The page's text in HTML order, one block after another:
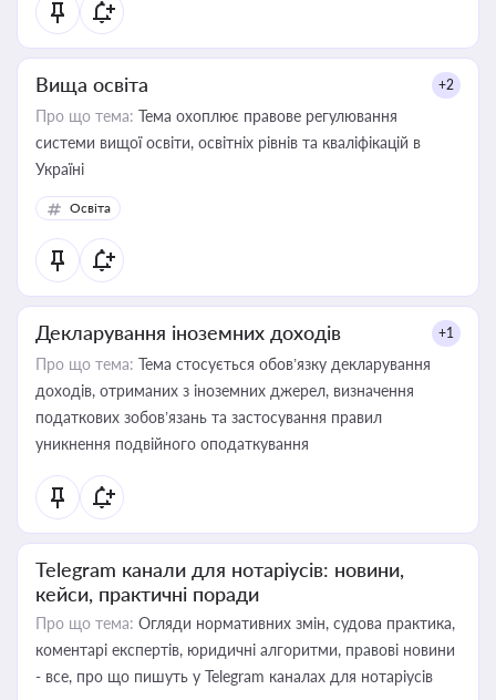
Вища освіта +2
Про що тема: Тема охоплює правове регулювання
системи вищої освіти, освітніх рівнів та кваліфікацій в
Україні
Освіта
Декларування іноземних доходів +1
Про що тема: Тема стосується обов’язку декларування
доходів, отриманих з іноземних джерел, визначення
податкових зобов’язань та застосування правил
уникнення подвійного оподаткування
Telegram канали для нотаріусів: новини,
кейси, практичні поради
Про що тема: Огляди нормативних змін, судова практика,
коментарі експертів, юридичні алгоритми, правові новини
- все, про що пишуть у Telegram каналах для нотаріусів